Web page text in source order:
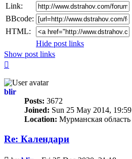
Link:
BBcode:
HTML:
Hide post links
Show post links
blir
Posts: 3672
Joined: Sun 25 May 2014, 19:59
Location: Мурманская область
Re: Календари